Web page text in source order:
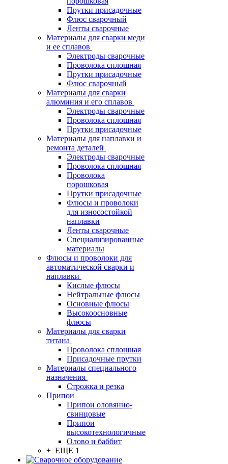
Прутки присадочные
Флюс сварочный
Ленты сварочные
Материалы для сварки меди
и ее сплавов
Электроды сварочные
Проволока сплошная
Прутки присадочные
Флюс сварочный
Материалы для сварки
алюминия и его сплавов
Электроды сварочные
Проволока сплошная
Прутки присадочные
Материалы для наплавки и
ремонта деталей
Электроды сварочные
Проволока сплошная
Проволока
порошковая
Прутки присадочные
Флюсы и проволоки
для износостойкой
наплавки
Ленты сварочные
Специализированные
материалы
Флюсы и проволоки для
автоматической сварки и
наплавки
Кислые флюсы
Нейтральные флюсы
Основные флюсы
Высокоосновные
флюсы
Материалы для сварки
титана
Проволока сплошная
Присадочные прутки
Материалы специального
назначения
Строжка и резка
Припои
Припои оловянно-
свинцовые
Припои
высокотехнологичные
Олово и баббит
+ ЕЩЕ 1